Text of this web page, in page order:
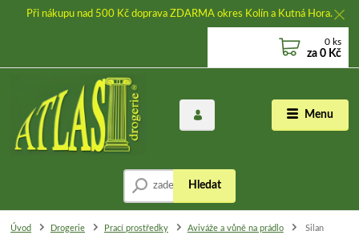
Při nákupu nad 500 Kč doprava ZDARMA okres Kolín a Kutná Hora.
Menu
Hledat
0 ks
za 0 Kč
Úvod Drogerie Prací prostředky Aviváže a vůně na prádlo
Silan